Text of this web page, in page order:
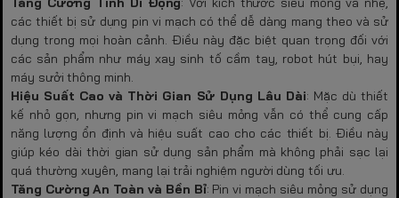
các thiết bị sử dụng pin vi mạch có thể dễ dàng mang theo và sử
dụng trong mọi hoàn cảnh. Điều này đặc biệt quan trọng đối với
các sản phẩm như máy xay sinh tố cầm tay, robot hút bụi, hay
máy sưởi thông minh.
Hiệu Suất Cao và Thời Gian Sử Dụng Lâu Dài: Mặc dù thiết
kế nhỏ gọn, nhưng pin vi mạch siêu mỏng vẫn có thể cung cấp
năng lượng ổn định và hiệu suất cao cho các thiết bị. Điều này
giúp kéo dài thời gian sử dụng sản phẩm mà không phải sạc lại
quá thường xuyên, mang lại trải nghiệm người dùng tối ưu.
Tăng Cường An Toàn và Bền Bỉ: Pin vi mạch siêu mỏng sử dụng